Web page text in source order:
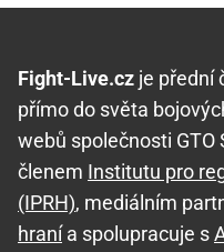
Fight-Live.cz je přední
přímo do světa
webů společnosti GTO
členem Institutu pro
(IPRH), mediálním
hranía spolupracuje s